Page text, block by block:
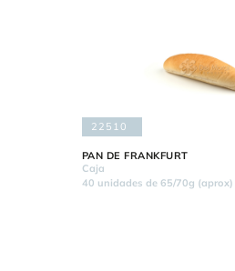
22510
PAN DE FRANKFURT
Caja
40 unidades de 65/70g (aprox)